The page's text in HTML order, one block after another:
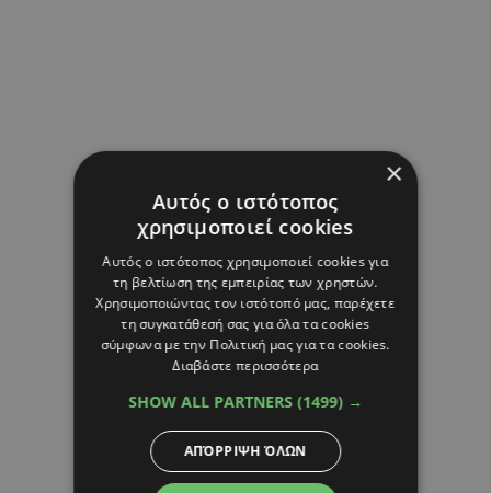
×
Αυτός ο ιστότοπος
χρησιμοποιεί cookies
Αυτός ο ιστότοπος χρησιμοποιεί cookies για
τη βελτίωση της εμπειρίας των χρηστών.
Χρησιμοποιώντας τον ιστότοπό μας, παρέχετε
τη συγκατάθεσή σας για όλα τα cookies
σύμφωνα με την Πολιτική μας για τα cookies.
Διαβάστε περισσότερα
SHOW ALL PARTNERS (1499) →
ΑΠΌΡΡΙΨΗ ΌΛΩΝ